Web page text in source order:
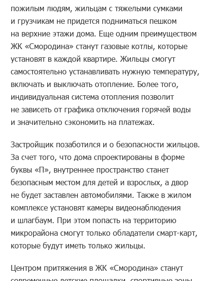
пожилым людям, жильцам с тяжелыми сумками
и грузчикам не придется подниматься пешком
на верхние этажи дома. Еще одним преимуществом
ЖК «Смородина» станут газовые котлы, которые
установят в каждой квартире. Жильцы смогут
самостоятельно устанавливать нужную температуру,
включать и выключать отопление. Более того,
индивидуальная система отопления позволит
не зависеть от графика отключения горячей воды
и значительно сэкономить на платежах.
Застройщик позаботился и о безопасности жильцов.
За счет того, что дома спроектированы в форме
буквы «П», внутреннее пространство станет
безопасным местом для детей и взрослых, а двор
не будет заставлен автомобилями. Также в жилом
комплексе установят камеры видеонаблюдения
и шлагбаум. При этом попасть на территорию
микрорайона смогут только обладатели смарт-карт,
которые будут иметь только жильцы.
Центром притяжения в ЖК «Смородина» станут